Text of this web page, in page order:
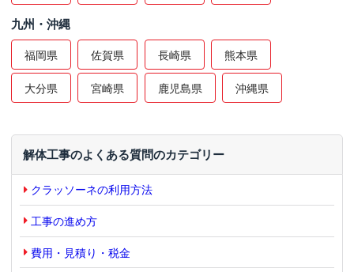
九州・沖縄
福岡県 佐賀県 長崎県 熊本県
大分県 宮崎県 鹿児島県 沖縄県
解体工事のよくある質問のカテゴリー
クラッソーネの利用方法
工事の進め方
費用・見積り・税金